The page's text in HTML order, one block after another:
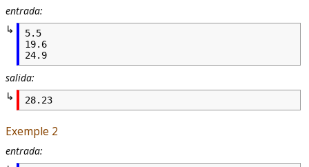
entrada:
5.5
19.6
24.9
salida:
28.23
Exemple 2
entrada: